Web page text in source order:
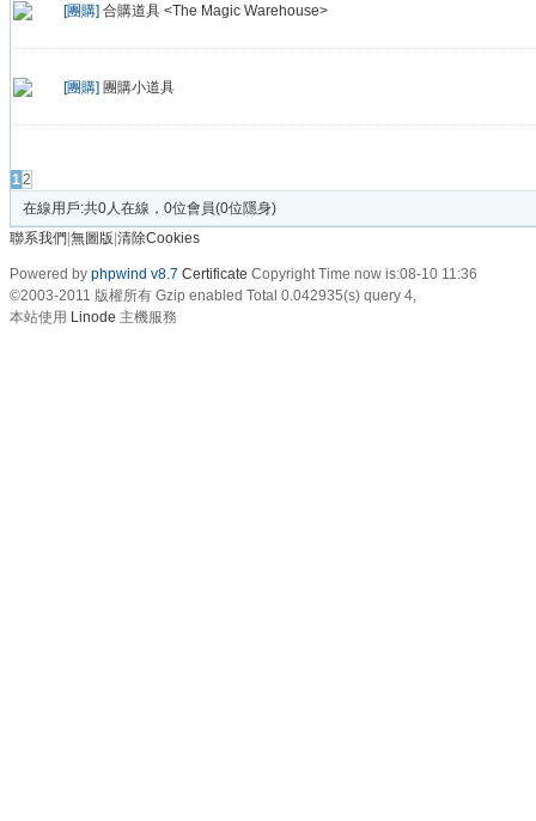
[團購] 合購道具 <The Magic Warehouse>
[團購] 團購小道具
12
在線用戶:共0人在線，0位會員(0位隱身)
聯系我們|無圖版|清除Cookies
Powered by phpwind v8.7 Certificate Copyright Time now is:08-10 11:36
©2003-2011 版權所有 Gzip enabled Total 0.042935(s) query 4,
本站使用 Linode 主機服務